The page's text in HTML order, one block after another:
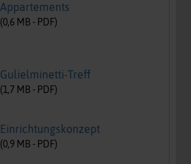
Appartements
(0,6 MB - PDF)
Gulielminetti-Treff
(1,7 MB - PDF)
Einrichtungskonzept
(0,9 MB - PDF)